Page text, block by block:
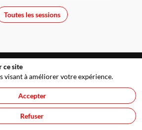
Toutes les sessions
: 01 53 63 55 86
Cookies
ce site
visant à améliorer votre expérience.
Accepter
Refuser